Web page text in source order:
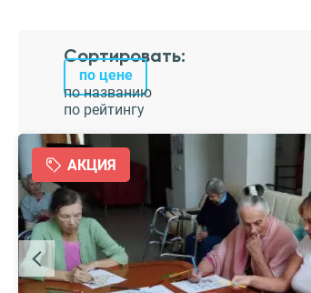
Сортировать:
по цене
по названию
по рейтингу
АКЦИЯ